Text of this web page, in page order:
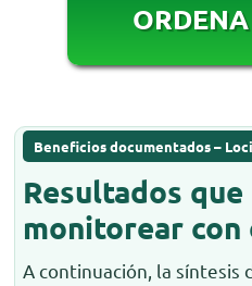
Beneficios documentados –
Resultados que
monitorear
A continuación, la síntesis